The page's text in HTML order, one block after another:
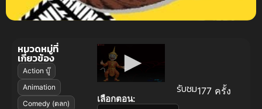
เลือกตอน:
รับชม177 ครั้ง
หมวดหมู่ที่
เกี่ยวข้อง
Action บู๊
Animation
Comedy (ตลก)